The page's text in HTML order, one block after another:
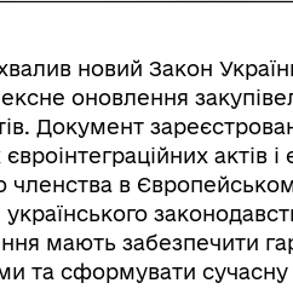
новий Закон
оновлення
Документ
актів
членства в
мають забезпечити
та сформувати сучасну